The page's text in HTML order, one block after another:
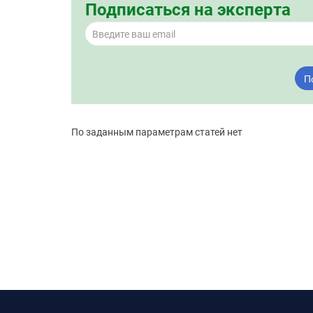
Подписаться на эксперта
По заданным параметрам статей нет